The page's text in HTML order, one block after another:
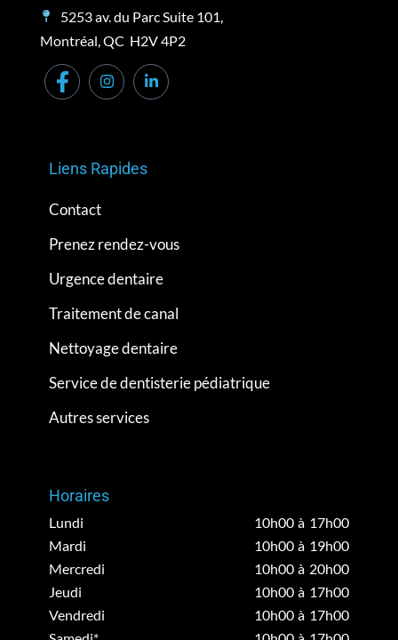
5253 av. du Parc Suite 101,
Montréal, QC H2V 4P2
Liens Rapides
Contact
Prenez rendez-vous
Urgence dentaire
Traitement de canal
Nettoyage dentaire
Service de dentisterie pédiatrique
Autres services
Horaires
Lundi
10h00 à 17h00
Mardi
10h00 à 19h00
Mercredi
10h00 à 20h00
Jeudi
10h00 à 17h00
Vendredi
10h00 à 17h00